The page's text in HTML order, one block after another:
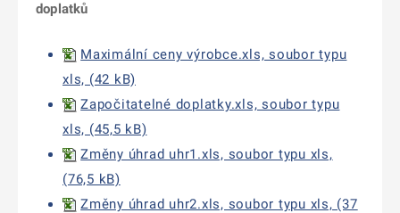
doplatků
Maximální ceny výrobce.xls, soubor typu
xls, (42 kB)
Započitatelné doplatky.xls, soubor typu
xls, (45,5 kB)
Změny úhrad uhr1.xls, soubor typu xls,
(76,5 kB)
Změny úhrad uhr2.xls, soubor typu xls, (37